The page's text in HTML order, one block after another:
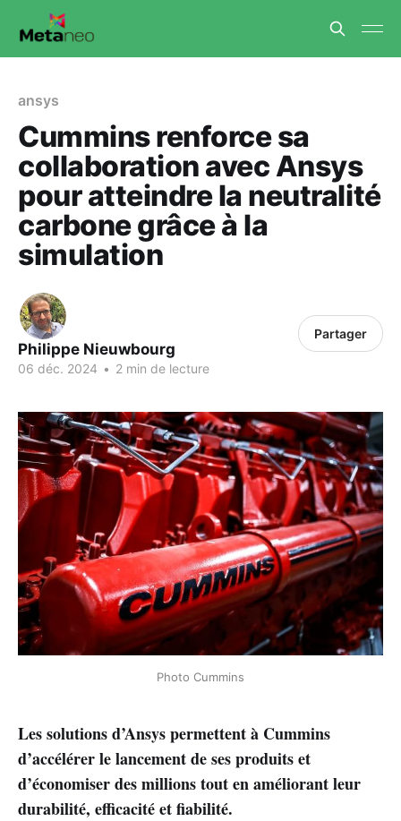
ansys
Cummins renforce sa
collaboration avec Ansys
pour atteindre la neutralité
carbone grâce à la
simulation
Philippe Nieuwbourg
06 déc. 2024 • 2 min de lecture
Partager
Photo Cummins
Les solutions d’Ansys permettent à Cummins
d’accélérer le lancement de ses produits et
d’économiser des millions tout en améliorant leur
durabilité, efficacité et fiabilité.